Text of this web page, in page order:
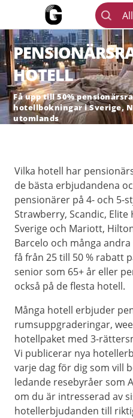
HOTELL
Få upp till 50%
hotellbokningar i Sverige,
utomlands
Vilka hotell har
de bästa erbjudandena
pensionärer på 4- och 5-
Strawberry, Scandic, Elite
Sverige och Mariott,
Barcelo och många
få från 25 till 50 % rabatt
senior som 65+ år eller
också på de flesta hotell.
Många hotell erbjuder
rumsuppgraderingar,
hotellpaket med 3-
Vi publicerar nya
varje dag för dig som vill
ledande resebyråer som
om du är intresserad av
hotellerbjudanden till